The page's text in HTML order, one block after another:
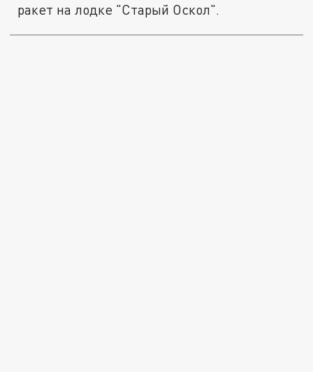
ракет на лодке "Старый Оскол".